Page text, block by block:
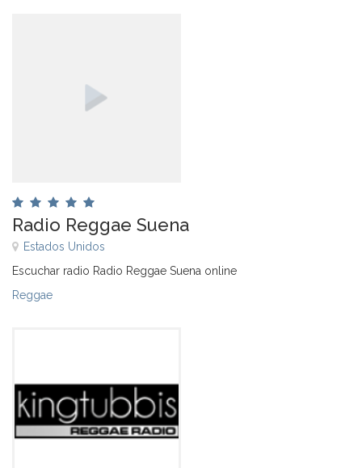
Radio Reggae Suena
Estados Unidos
Escuchar radio Radio Reggae Suena online
Reggae